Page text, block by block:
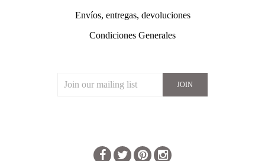
Envíos, entregas, devoluciones
Condiciones Generales